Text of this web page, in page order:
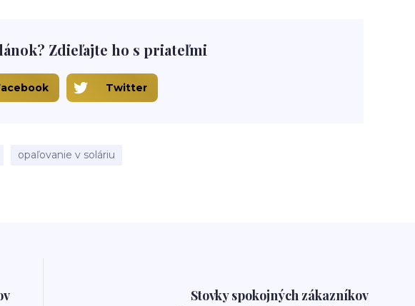
Zdieľajte ho s priateľmi
Twitter
opaľovanie v soláriu
Stovky spokojných zákazníkov